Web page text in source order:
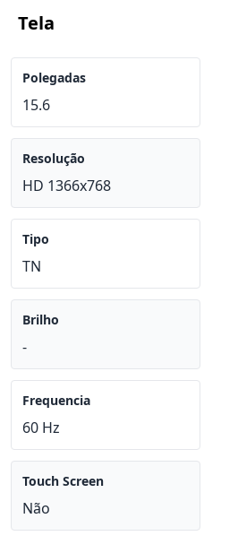
Tela
Polegadas
15.6
Resolução
HD 1366x768
Tipo
TN
Brilho
-
Frequencia
60 Hz
Touch Screen
Não